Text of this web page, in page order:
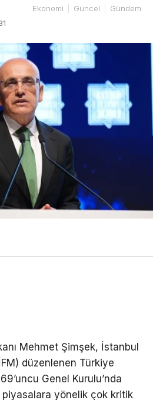
Ekonomi Güncel Gündem
Mehmet Şimşek, İstanbul
düzenlenen Türkiye
Genel Kurulu’nda
yönelik çok kritik